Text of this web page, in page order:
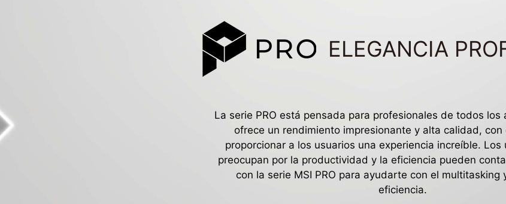
ELEGANCIA
La serie PRO está pensada para profesionales de todos los
ofrece un rendimiento impresionante y alta calidad,
proporcionar a los usuarios una experiencia increíble. Los
preocupan por la productividad y la eficiencia pueden
con la serie MSI PRO para ayudarte con el multitasking
eficiencia.